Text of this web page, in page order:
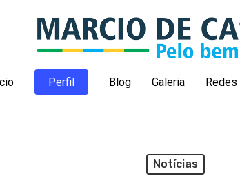
Perfil Blog Galeria Redes
Notícias